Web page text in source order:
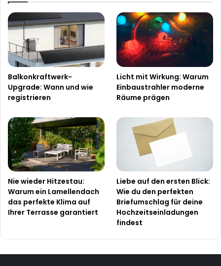
Balkonkraftwerk-
Upgrade: Wann und wie
registrieren
Licht mit Wirkung: Warum
Einbaustrahler moderne
Räume prägen
Nie wieder Hitzestau:
Warum ein Lamellendach
das perfekte Klima auf
Ihrer Terrasse garantiert
Liebe auf den ersten Blick:
Wie du den perfekten
Briefumschlag für deine
Hochzeitseinladungen
findest